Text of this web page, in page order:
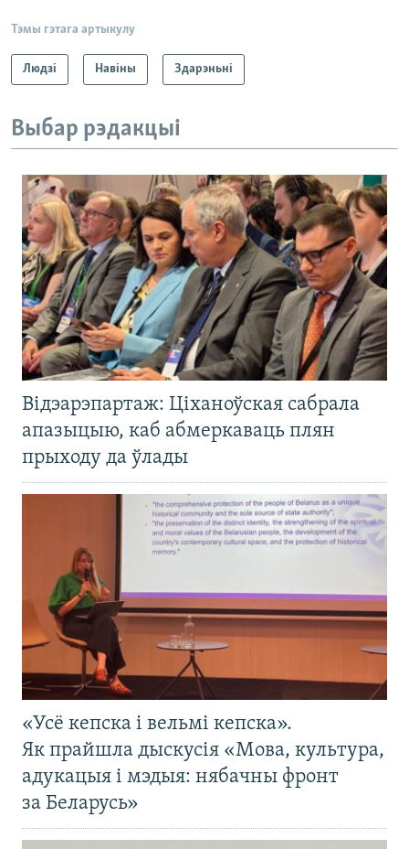
Тэмы гэтага артыкулу
Людзі Навіны Здарэньні
Выбар рэдакцыі
Відэарэпартаж: Ціханоўская сабрала
апазыцыю, каб абмеркаваць плян
прыходу да ўлады
«Усё кепска і вельмі кепска».
Як прайшла дыскусія «Мова, культура,
адукацыя і мэдыя: нябачны фронт
за Беларусь»